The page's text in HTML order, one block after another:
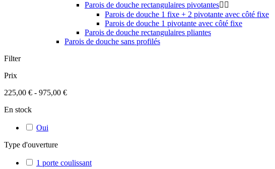
Parois de douche rectangulaires pivotantes 
Parois de douche 1 fixe + 2 pivotante avec côté fixe
Parois de douche 1 pivotante avec côté fixe
Parois de douche rectangulaires pliantes
Parois de douche sans profilés
Filter
Prix
225,00 € - 975,00 €
En stock
Oui
Type d'ouverture
1 porte coulissant